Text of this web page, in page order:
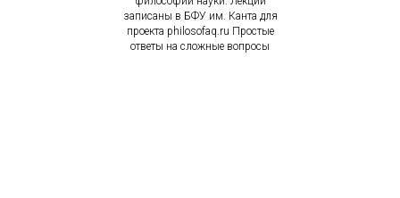
записаны в БФУ им. Канта для
проекта philosofaq.ru Простые
ответы на сложные вопросы